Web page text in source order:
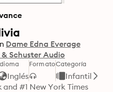
Dame Edna Everage
Schuster Audio
Inglés
FormatoCategoría
Infantil
#1 New York Times